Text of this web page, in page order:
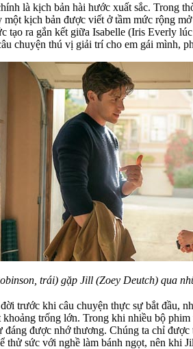
là kịch bản hài hước xuất sắc. Trong
kịch bản được viết ở tầm mức rộng
ra gắn kết giữa Isabelle (Iris Everly
chuyện thú vị giải trí cho em gái mình,
trái) gặp Jill (Zoey Deutch) qua
trước khi câu chuyện thực sự bắt
trống lớn. Trong khi nhiều bộ
được nhớ thương. Chúng ta chỉ
thử sức với nghề làm bánh ngọt, nên